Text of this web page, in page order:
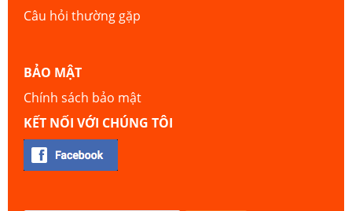
Câu hỏi thường gặp
BẢO MẬT
Chính sách bảo mật
KẾT NỐI VỚI CHÚNG TÔI